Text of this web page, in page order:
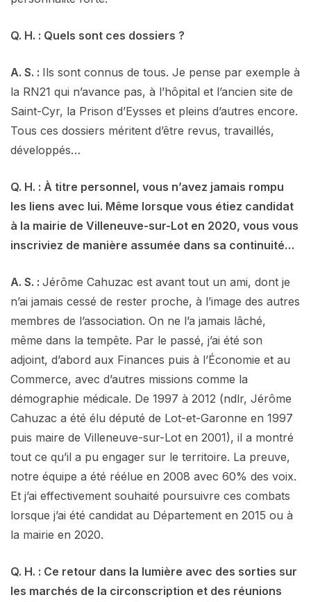
Q. H. : Quels sont ces dossiers ?
A. S. : Ils sont connus de tous. Je pense par exemple à
la RN21 qui n’avance pas, à l’hôpital et l’ancien site de
Saint-Cyr, la Prison d’Eysses et pleins d’autres encore.
Tous ces dossiers méritent d’être revus, travaillés,
développés…
Q. H. : À titre personnel, vous n’avez jamais rompu
les liens avec lui. Même lorsque vous étiez candidat
à la mairie de Villeneuve-sur-Lot en 2020, vous vous
inscriviez de manière assumée dans sa continuité…
A. S. : Jérôme Cahuzac est avant tout un ami, dont je
n’ai jamais cessé de rester proche, à l’image des autres
membres de l’association. On ne l’a jamais lâché,
même dans la tempête. Par le passé, j’ai été son
adjoint, d’abord aux Finances puis à l’Économie et au
Commerce, avec d’autres missions comme la
démographie médicale. De 1997 à 2012 (ndlr, Jérôme
Cahuzac a été élu député de Lot-et-Garonne en 1997
puis maire de Villeneuve-sur-Lot en 2001), il a montré
tout ce qu’il a pu engager sur le territoire. La preuve,
notre équipe a été réélue en 2008 avec 60% des voix.
Et j’ai effectivement souhaité poursuivre ces combats
lorsque j’ai été candidat au Département en 2015 ou à
la mairie en 2020.
Q. H. : Ce retour dans la lumière avec des sorties sur
les marchés de la circonscription et des réunions